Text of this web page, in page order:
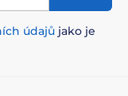
údajů jako je